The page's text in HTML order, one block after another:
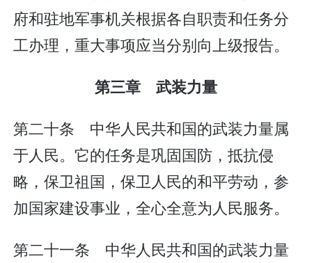
府和驻地军事机关根据各自职责和任务分
工办理，重大事项应当分别向上级报告。
第三章 武装力量
第二十条 中华人民共和国的武装力量属
于人民。它的任务是巩固国防，抵抗侵
略，保卫祖国，保卫人民的和平劳动，参
加国家建设事业，全心全意为人民服务。
第二十一条 中华人民共和国的武装力量